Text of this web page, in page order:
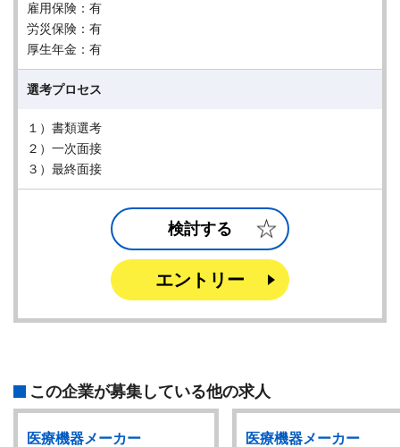
雇用保険：有
労災保険：有
厚生年金：有
選考プロセス
１）書類選考
２）一次面接
３）最終面接
検討する
エントリー
この企業が募集している他の求人
医療機器メーカー
医療機器メーカー